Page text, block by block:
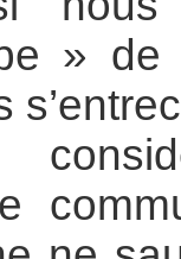
» de